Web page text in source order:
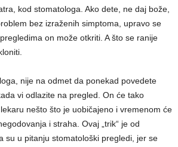
kod stomatologa. Ako dete, ne daj bože,
bez izraženih simptoma, upravo se
on može otkriti. A što se ranije
nije na odmet da ponekad povedete
vi odlazite na pregled. On će tako
nešto što je uobičajeno i vremenom će
i straha. Ovaj „trik“ je od
su u pitanju stomatološki pregledi, jer se